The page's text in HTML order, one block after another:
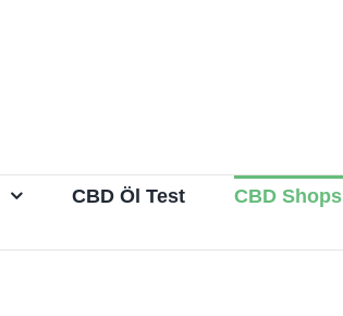
CBD Öl Test CBD Shops